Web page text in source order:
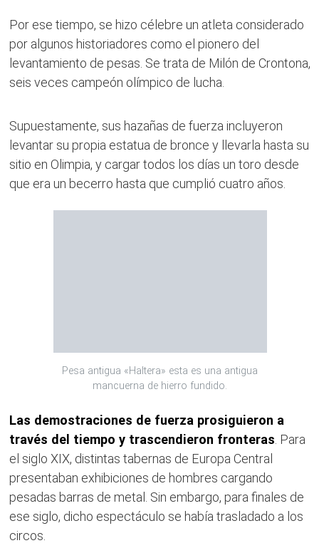
Por ese tiempo, se hizo célebre un atleta considerado
por algunos historiadores como el pionero del
levantamiento de pesas. Se trata de Milón de Crontona,
seis veces campeón olímpico de lucha.
Supuestamente, sus hazañas de fuerza incluyeron
levantar su propia estatua de bronce y llevarla hasta su
sitio en Olimpia, y cargar todos los días un toro desde
que era un becerro hasta que cumplió cuatro años.
Pesa antigua «Haltera» esta es una antigua
mancuerna de hierro fundido.
Las demostraciones de fuerza prosiguieron a
través del tiempo y trascendieron fronteras. Para
el siglo XIX, distintas tabernas de Europa Central
presentaban exhibiciones de hombres cargando
pesadas barras de metal. Sin embargo, para finales de
ese siglo, dicho espectáculo se había trasladado a los
circos.